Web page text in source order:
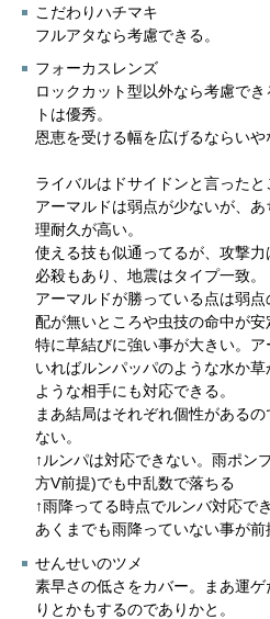
こだわりハチマキ
フルアタなら考慮できる。
フォーカスレンズ
ロックカット型以外なら考慮で
トは優秀。
恩恵を受ける幅を広げるならいや
ライバルはドサイドンと言ったと
アーマルドは弱点が少ないが、
理耐久が高い。
使える技も似通ってるが、攻撃
必殺もあり、地震はタイプ一致。
アーマルドが勝っている点は弱
配が無いところや虫技の命中が安
特に草結びに強い事が大きい。
いればルンパッパのような水か
ような相手にも対応できる。
まあ結局はそれぞれ個性がある
ない。
↑ルンパは対応できない。雨ポン
方V前提)でも中乱数で落ちる
↑雨降ってる時点でルンバ対応で
あくまでも雨降っていない事が前
せんせいのツメ
素早さの低さをカバー。まあ運
りとかもするのでありかと。